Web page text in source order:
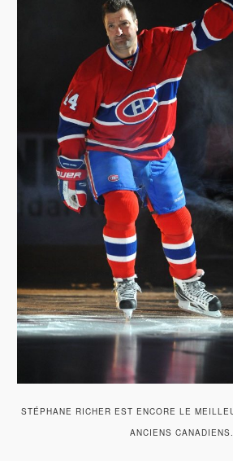
STÉPHANE RICHER EST ENCORE LE
ANCIENS CANADIENS.